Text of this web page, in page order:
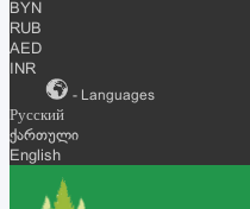
BYN
RUB
AED
INR
- Languages
Русский
ქართული
English